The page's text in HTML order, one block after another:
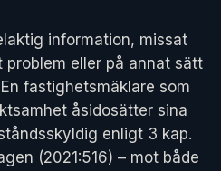
information, missat
eller på annat sätt
fastighetsmäklare som
åsidosätter sina
enligt 3 kap.
(2021:516) – mot både